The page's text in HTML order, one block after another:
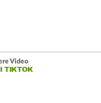
Video
TIKTOK